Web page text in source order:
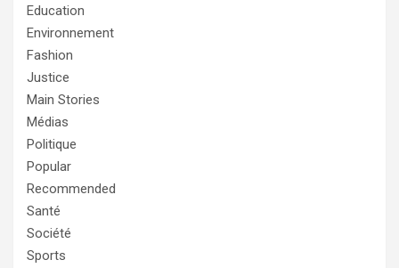
Education
Environnement
Fashion
Justice
Main Stories
Médias
Politique
Popular
Recommended
Santé
Société
Sports